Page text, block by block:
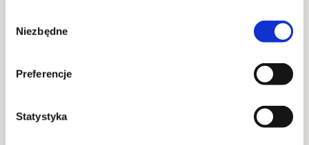
zgody
Niezbędne
Preferencje
Statystyka
zakłócać spokoju naszych sąsiadów, wszystkie
bezprzewodowych.
Jak to działa?
(lub wybrane pozycje bezalkoholowe 0%).